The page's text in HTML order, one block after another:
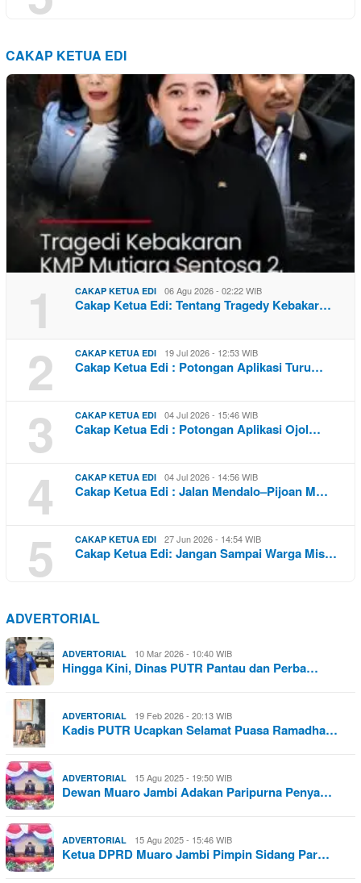
CAKAP KETUA EDI
1 CAKAP KETUA EDI 06 Agu 2026 - 02:22 WIB
Cakap Ketua Edi: Tentang Tragedy Kebakar…
2 CAKAP KETUA EDI 19 Jul 2026 - 12:53 WIB
Cakap Ketua Edi : Potongan Aplikasi Turu…
3 CAKAP KETUA EDI 04 Jul 2026 - 15:46 WIB
Cakap Ketua Edi : Potongan Aplikasi Ojol…
4 CAKAP KETUA EDI 04 Jul 2026 - 14:56 WIB
Cakap Ketua Edi : Jalan Mendalo–Pijoan M…
5 CAKAP KETUA EDI 27 Jun 2026 - 14:54 WIB
Cakap Ketua Edi: Jangan Sampai Warga Mis…
ADVERTORIAL
ADVERTORIAL 10 Mar 2026 - 10:40 WIB
Hingga Kini, Dinas PUTR Pantau dan Perba…
ADVERTORIAL 19 Feb 2026 - 20:13 WIB
Kadis PUTR Ucapkan Selamat Puasa Ramadha…
ADVERTORIAL 15 Agu 2025 - 19:50 WIB
Dewan Muaro Jambi Adakan Paripurna Penya…
ADVERTORIAL 15 Agu 2025 - 15:46 WIB
Ketua DPRD Muaro Jambi Pimpin Sidang Par…